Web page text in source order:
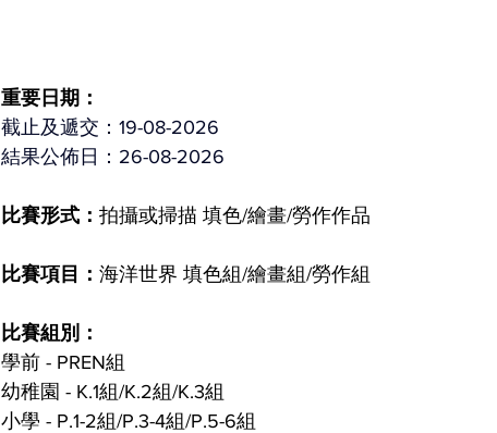
重要日期：
截止及遞交：19-08-2026
結果公佈日：26-08-2026
比賽形式： 拍攝或掃描 填色/繪畫/勞作作品
比賽項目： 海洋世界 填色組/繪畫組/勞作組
比賽組別：
學前 - PREN組
幼稚園 - K.1組/K.2組/K.3組
小學 - P.1-2組/P.3-4組/P.5-6組